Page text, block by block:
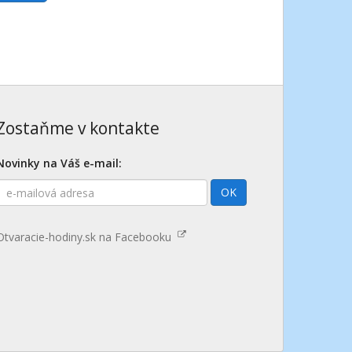
v kontakte
na Váš e-mail:
OK
hodiny.sk na Facebooku